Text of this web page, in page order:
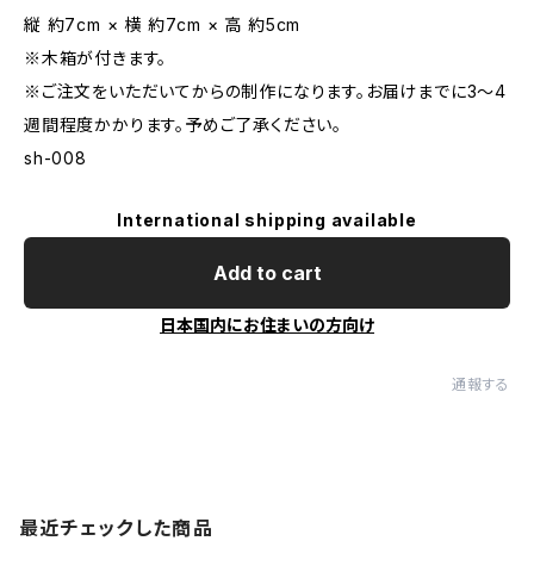
縦 約7cm × 横 約7cm × 高 約5cm
※木箱が付きます。
※ご注文をいただいてからの制作になります。お届けまでに3～4
週間程度かかります。予めご了承ください。
sh-008
International shipping available
Add to cart
日本国内にお住まいの方向け
通報する
最近チェックした商品